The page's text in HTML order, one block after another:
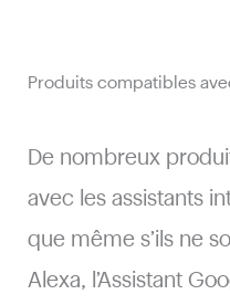
Produits compatibles
De nombreux
avec les assistants
que même s’ils ne
Alexa, l’Assistant